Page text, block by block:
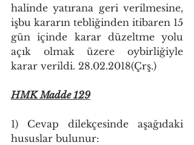
halinde yatırana geri verilmesine,
işbu kararın tebliğinden itibaren 15
gün içinde karar düzeltme yolu
açık olmak üzere oybirliğiyle
karar verildi. 28.02.2018(Çrş.)
HMK Madde 129
1) Cevap dilekçesinde aşağıdaki
hususlar bulunur: